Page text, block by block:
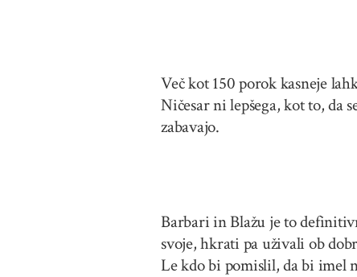
Več kot 150 porok kasneje
Ničesar ni lepšega, kot to, da
zabavajo.
Barbari in Blažu je to
svoje, hkrati pa uživali ob
Le kdo bi pomislil, da bi imel